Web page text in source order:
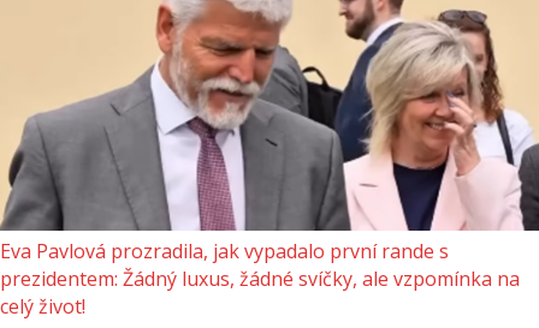
Eva Pavlová prozradila, jak vypadalo první rande s
prezidentem: Žádný luxus, žádné svíčky, ale vzpomínka na
celý život!